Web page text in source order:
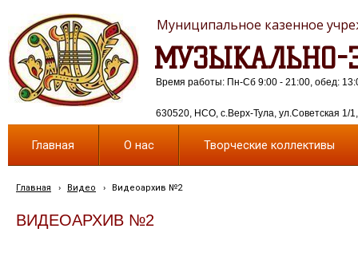
МУЗЫКАЛЬНО-
Муниципальное казенное
630520, НСО, с.Верх-Тула, ул.Советская 1/
Время работы: Пн-Сб 9:00 - 21:00, обед:
Главная О нас Творческие коллективы
Главная › Видео › Видеоархив №2
ВИДЕОАРХИВ №2